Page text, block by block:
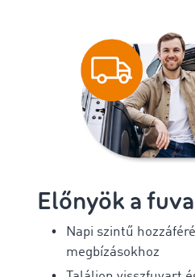
Előnyök a
Napi szintű
megbízásokhoz